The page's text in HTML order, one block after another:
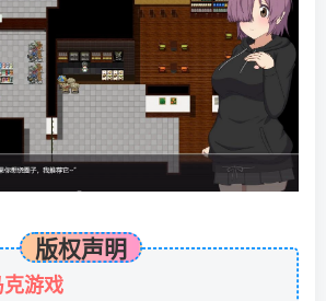
版权声明
游戏